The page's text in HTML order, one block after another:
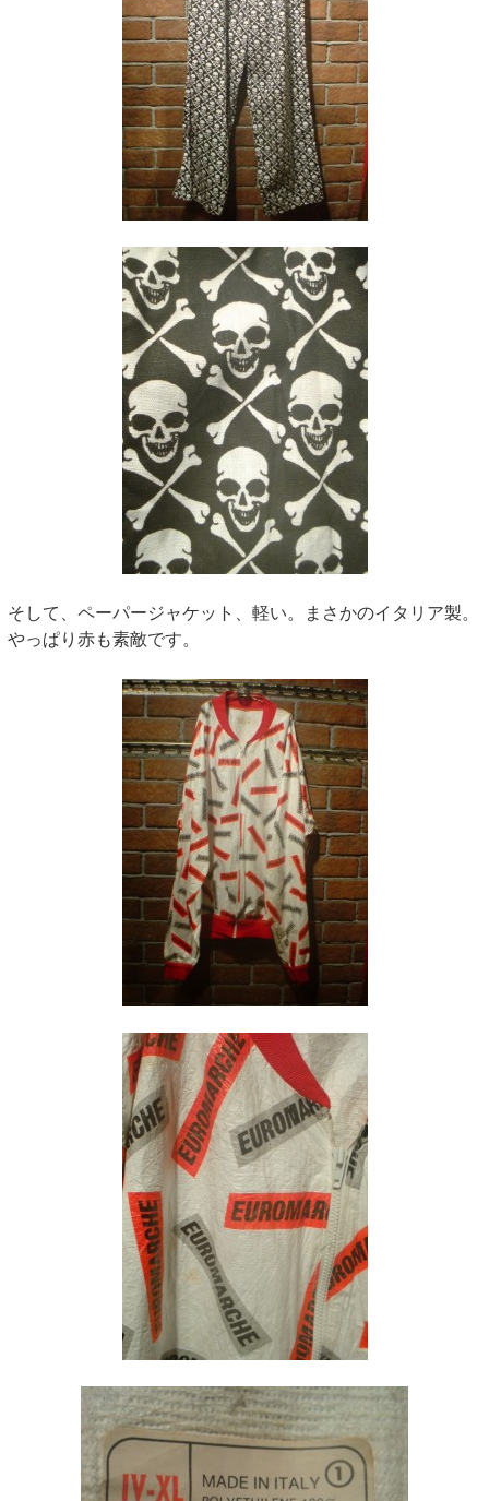
そして、ペーパージャケット、軽い。まさかのイタリア製。
やっぱり赤も素敵です。